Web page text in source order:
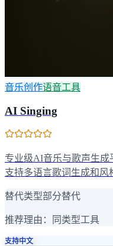
音乐创作语音工具
AI Singing
专业级AI音乐与歌声生成
支持多语言歌词生成和风
替代类型部分替代
推荐理由： 同类型工具
支持中文